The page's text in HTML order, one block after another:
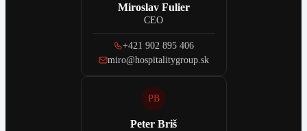
Miroslav Fulier
CEO
+421 902 895 406
miro@hospitalitygroup.sk
PB
Peter Briš